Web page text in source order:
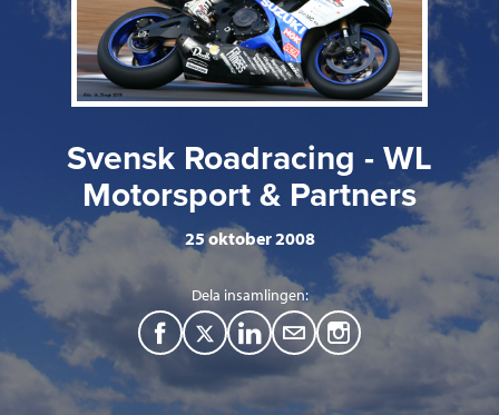
Svensk Roadracing - WL
Motorsport & Partners
25 oktober 2008
Dela insamlingen:
F
T
w
L
i
M